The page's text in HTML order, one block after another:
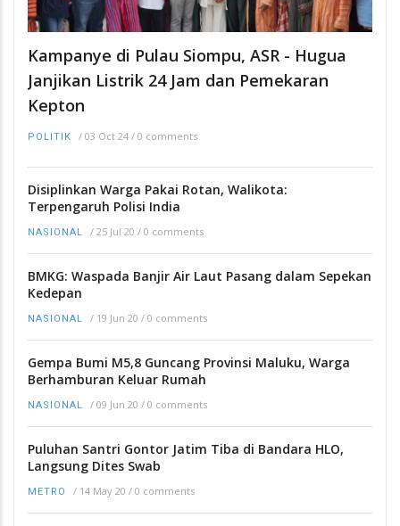
Kampanye di Pulau Siompu, ASR - Hugua
Janjikan Listrik 24 Jam dan Pemekaran
Kepton
POLITIK / 03 Oct 24 / 0 comments
Disiplinkan Warga Pakai Rotan, Walikota:
Terpengaruh Polisi India
NASIONAL / 25 Jul 20 / 0 comments
BMKG: Waspada Banjir Air Laut Pasang dalam Sepekan
Kedepan
NASIONAL / 19 Jun 20 / 0 comments
Gempa Bumi M5,8 Guncang Provinsi Maluku, Warga
Berhamburan Keluar Rumah
NASIONAL / 09 Jun 20 / 0 comments
Puluhan Santri Gontor Jatim Tiba di Bandara HLO,
Langsung Dites Swab
METRO / 14 May 20 / 0 comments